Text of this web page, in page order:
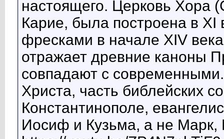
настоящего. Церковь Хора
Карие, была построена в
фресками в начале XIV
отражает древние каноны
совпадают с
Христа, часть библейских
Константинополе,
Иосиф и Кузьма, а не